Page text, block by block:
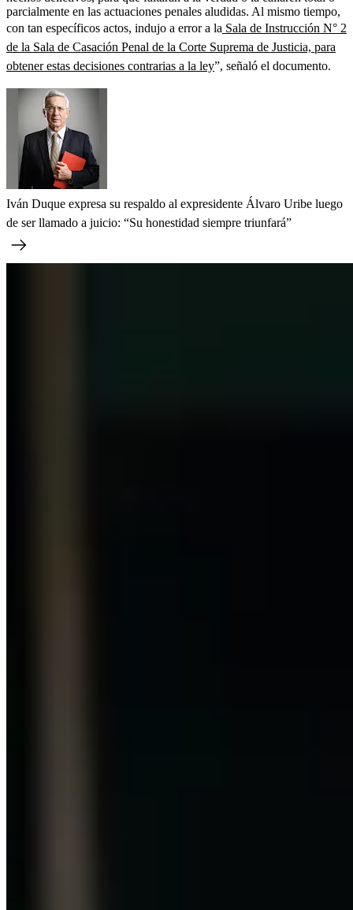
parcialmente en las actuaciones penales aludidas. Al mismo tiempo,
con tan específicos actos, indujo a error a la Sala de Instrucción N° 2
de la Sala de Casación Penal de la Corte Suprema de Justicia, para
obtener estas decisiones contrarias a la ley”, señaló el documento.
Iván Duque expresa su respaldo al expresidente Álvaro Uribe luego
de ser llamado a juicio: “Su honestidad siempre triunfará”